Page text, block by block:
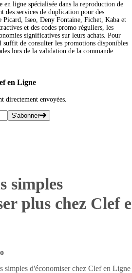
en ligne spécialisée dans la reproduction de
des services de duplication pour des
Picard, Iseo, Deny Fontaine, Fichet, Kaba et
et des codes promo réguliers, les
significatives sur leurs achats. Pour
suffit de consulter les promotions disponibles
lors de la validation de la commande.
en Ligne
directement envoyées.
S'abonner
simples
plus chez Clef
simples d'économiser chez Clef en Ligne